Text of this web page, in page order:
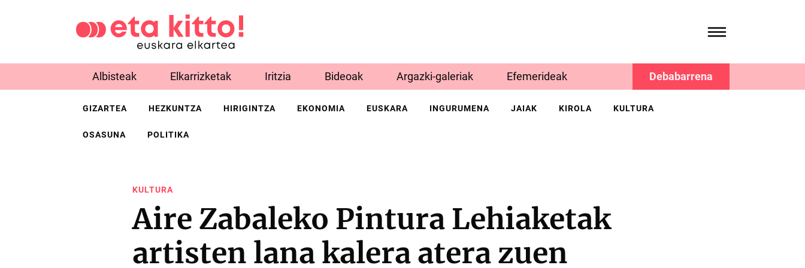
Albisteak Elkarrizketak Iritzia Bideoak Argazki-galeriak Efemerideak Debabarrena
GIZARTEA HEZKUNTZA HIRIGINTZA EKONOMIA EUSKARA INGURUMENA JAIAK KIROLA KULTURA
OSASUNA POLITIKA
KULTURA
Aire Zabaleko Pintura Lehiaketak
artisten lana kalera atera zuen